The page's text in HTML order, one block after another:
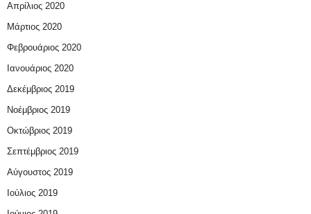
Απρίλιος 2020
Μάρτιος 2020
Φεβρουάριος 2020
Ιανουάριος 2020
Δεκέμβριος 2019
Νοέμβριος 2019
Οκτώβριος 2019
Σεπτέμβριος 2019
Αύγουστος 2019
Ιούλιος 2019